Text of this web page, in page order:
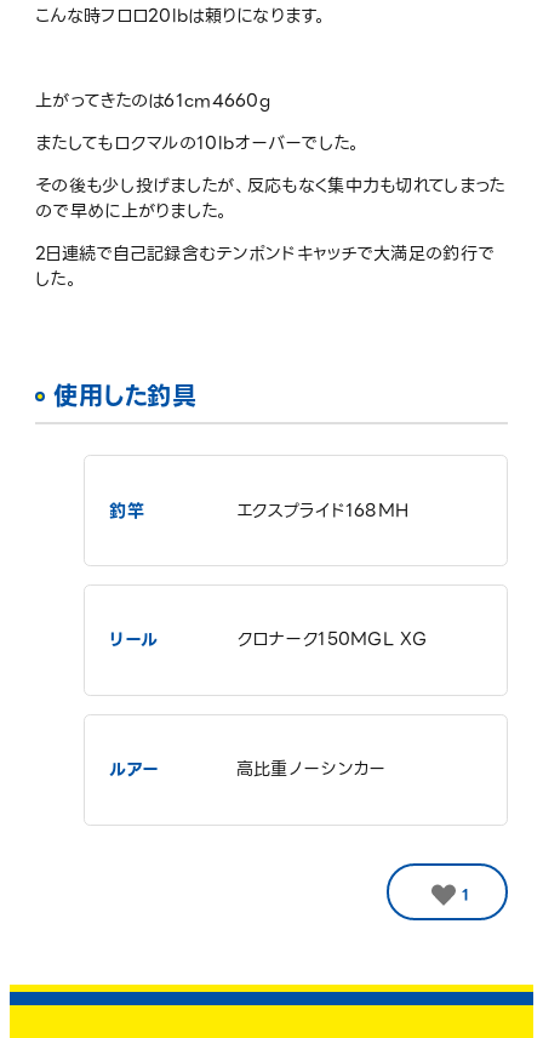
こんな時フロロ20lbは頼りになります。
上がってきたのは61cm4660g
またしてもロクマルの10lbオーバーでした。
その後も少し投げましたが、反応もなく集中力も切れてしまった
ので早めに上がりました。
2日連続で自己記録含むテンポンドキャッチで大満足の釣行で
した。
使用した釣具
釣竿 エクスプライド168MH
リール クロナーク150MGL XG
ルアー 高比重ノーシンカー
1